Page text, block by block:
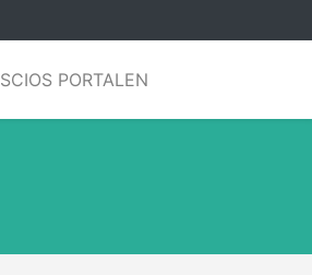
SCIOS PORTALEN